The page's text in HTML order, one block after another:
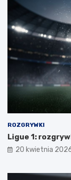
ROZGRYWKI
Ligue 1:
20 kwietnia